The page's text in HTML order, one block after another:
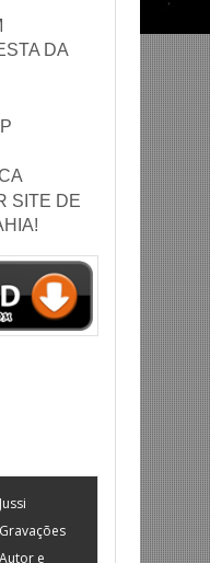
DA
SITE DE
Jussi
Gravações
Autor e